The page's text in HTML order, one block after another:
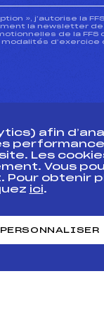
», j’autorise la
la newsletter
de la FFS
modalités
l’athlète
professionnel
afin
Les
Vous
Pour obtenir
ici.
PERSONNALISER